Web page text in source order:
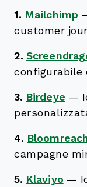
1. Mailchimp
customer
2.
configurabile
3. Birdeye —
4.
campagne
5. Klaviyo —